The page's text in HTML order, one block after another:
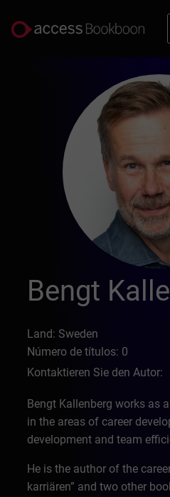
Bengt
Land: Sweden
Número de títulos: 0
Kontaktieren Sie den Autor:
Bengt Kallenberg works as
in the areas of career
development and team
He is the author of the
karriären” and two other